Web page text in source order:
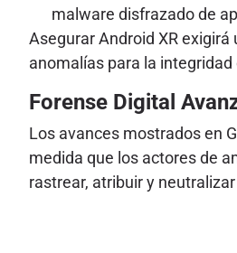
malware disfrazado de
Asegurar Android XR
anomalías para la
Forense Digital
Los avances mostrados en
medida que los actores de
rastrear, atribuir y